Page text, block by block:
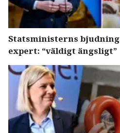
Statsministerns
expert: “väldigt ängsligt”